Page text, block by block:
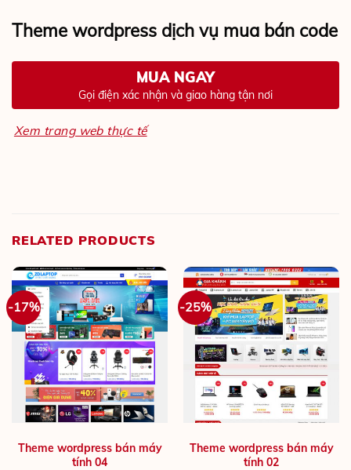
Theme wordpress dịch vụ mua bán code
MUA NGAY
Gọi điện xác nhận và giao hàng tận nơi
Xem trang web thực tế
RELATED PRODUCTS
-17%
Theme wordpress bán máy
tính 04
-25%
Theme wordpress bán máy
tính 02